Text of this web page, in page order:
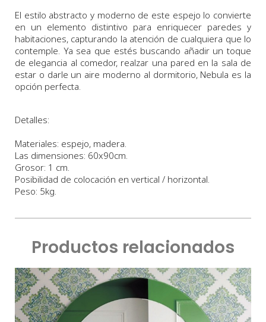
El estilo abstracto y moderno de este espejo lo convierte
en un elemento distintivo para enriquecer paredes y
habitaciones, capturando la atención de cualquiera que lo
contemple. Ya sea que estés buscando añadir un toque
de elegancia al comedor, realzar una pared en la sala de
estar o darle un aire moderno al dormitorio, Nebula es la
opción perfecta.
Detalles:
Materiales: espejo, madera.
Las dimensiones: 60x90cm.
Grosor: 1 cm.
Posibilidad de colocación en vertical / horizontal.
Peso: 5kg.
Productos relacionados